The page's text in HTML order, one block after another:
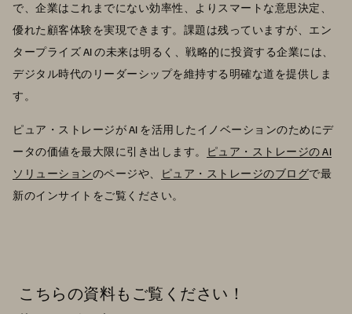
で、企業はこれまでにない効率性、よりスマートな意思決定、
優れた顧客体験を実現できます。課題は残っていますが、エン
タープライズ AI の未来は明るく、戦略的に投資する企業には、
デジタル時代のリーダーシップを維持する明確な道を提供しま
す。
ピュア・ストレージが AI を活用したイノベーションのためにデ
ータの価値を最大限に引き出します。
ピュア・ストレージの AI
ソリューションのページや、 ピュア・ストレージのブログで最
新のインサイトをご覧ください。
こちらの資料もご覧ください！